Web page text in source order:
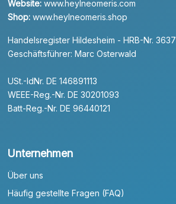
Website: www.heylneomeris.com
Shop: www.heylneomeris.shop
Handelsregister Hildesheim - HRB-Nr. 3637
Geschäftsführer: Marc Osterwald
USt.-IdNr. DE 146891113
WEEE-Reg.-Nr. DE 30201093
Batt-Reg.-Nr. DE 96440121
Unternehmen
Über uns
Häufig gestellte Fragen (FAQ)